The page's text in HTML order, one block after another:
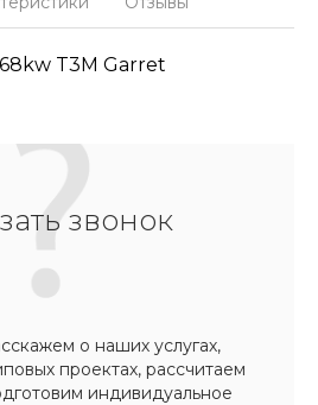
T3M Garret
звонок
о наших услугах,
проектах, рассчитаем
индивидуальное